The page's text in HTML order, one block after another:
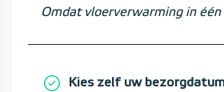
Omdat vloerverwarming in
Kies zelf uw